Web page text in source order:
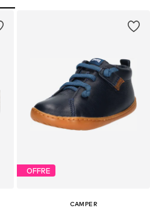
OFFRE
CAMPER